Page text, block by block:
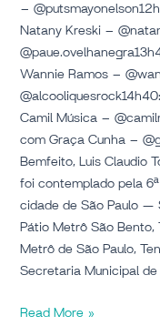
–
Natany Kreski –
Wannie Ramos –
Camil Música –
com Graça Cunha –
Bemfeito, Luis Claudio
foi contemplado pela
cidade de São Paulo —
Pátio Metrô São Bento,
Metrô de São Paulo,
Secretaria Municipal de
Read More »